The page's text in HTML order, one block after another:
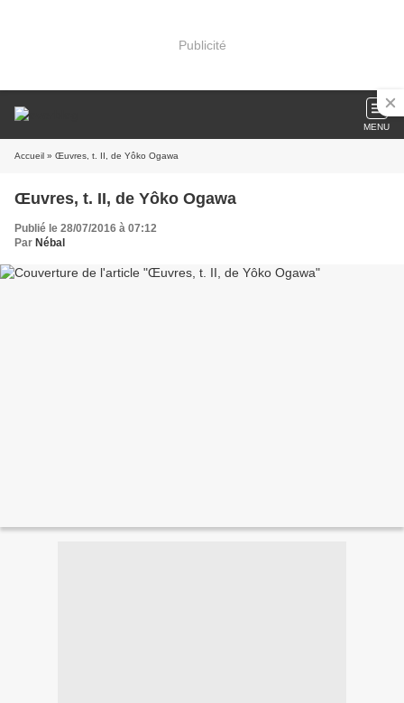
Publicité
MENU
Accueil » Œuvres, t. II, de Yôko Ogawa
Œuvres, t. II, de Yôko Ogawa
Publié le 28/07/2016 à 07:12
Par Nébal